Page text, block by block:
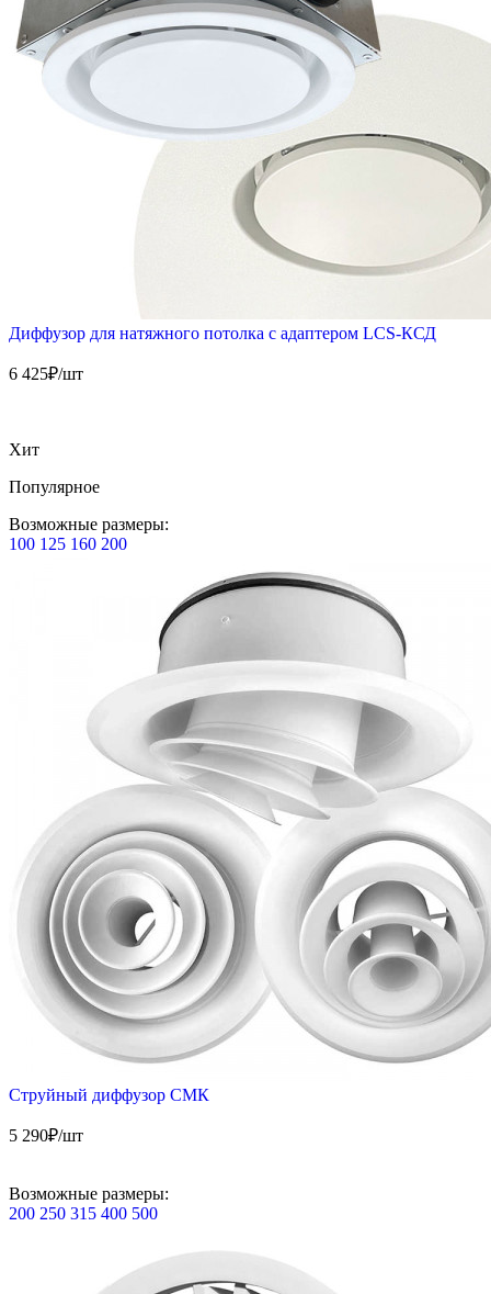
Диффузор для натяжного потолка с адаптером LCS-КСД
6 425₽/шт
Хит
Популярное
Возможные размеры:
100 125 160 200
Струйный диффузор СМК
5 290₽/шт
Возможные размеры:
200 250 315 400 500